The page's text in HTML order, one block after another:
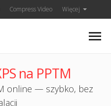
Compress Video Więcej
na PPTM
online — szybko, bez